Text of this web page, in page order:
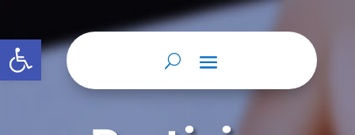
Abrir barra de herramientas